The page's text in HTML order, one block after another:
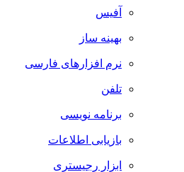
آفیس
بهینه ساز
نرم افزارهای فارسی
تلفن
برنامه نویسی
بازیابی اطلاعات
ابزار رجیستری